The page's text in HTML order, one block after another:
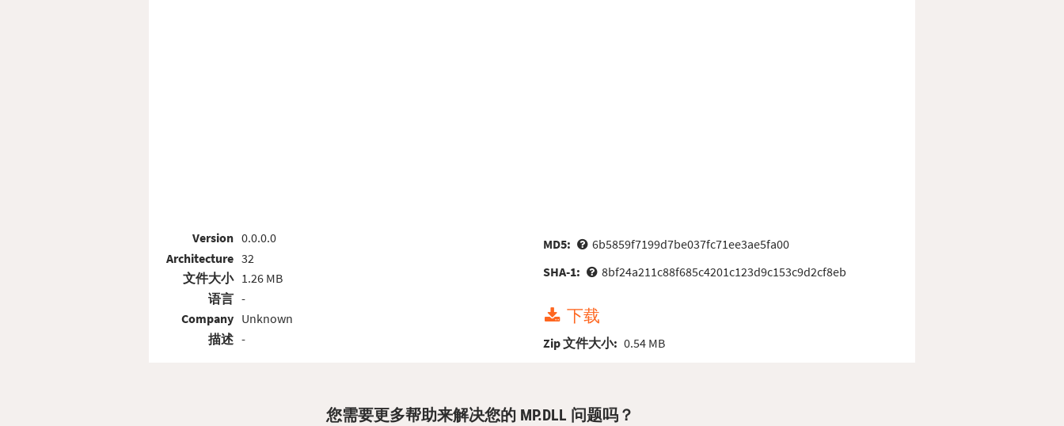
Version
Architecture
文件大小
语言
Company
描述
0.0.0.0
32
1.26 MB
-
Unknown
-
MD5:
6b5859f7199d7be037fc71ee3ae5fa00
SHA-1:
8bf24a211c88f685c4201c123d9c153c9d2cf8eb
下载
Zip 文件大小: 0.54 MB
您需要更多帮助来解决您的 MP.DLL 问题吗？